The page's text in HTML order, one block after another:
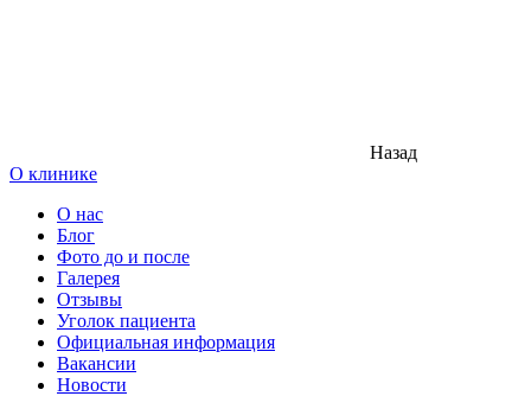
Назад
О клинике
О нас
Блог
Фото до и после
Галерея
Отзывы
Уголок пациента
Официальная информация
Вакансии
Новости